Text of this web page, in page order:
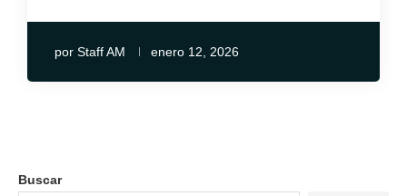
por Staff AM enero 12, 2026
Buscar